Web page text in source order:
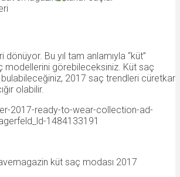
Bu yıl tam anlamıyla “küt”
modellerini görebileceksiniz. Küt saç
2017 saç trendleri cüretkar
olabilir.